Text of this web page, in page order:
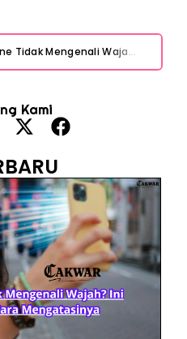
Face ID iPhone Tidak Mengenali Wajah? Ini Penyebab dan Cara Mengatasinya
Motor Listrik BGN Rp1 Triliun Berujung Korupsi dan Disegel Kejagung
Istana Tegur Gaya Komunikasi Menteri PU Dody Hanggodo: Ulasan Komunikasi Krisis Pejabat Publik
Menteri PU Bidik Pidana Kasus Surat Cuti ASN Palsu! Begini Tanggapan PERADI YLC Surakarta
Kami